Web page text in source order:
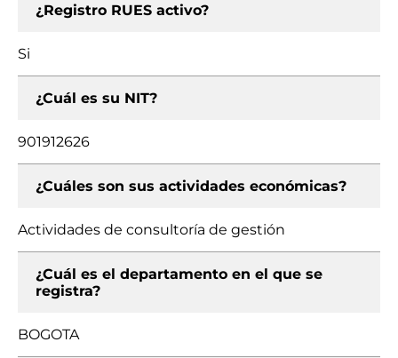
¿Registro RUES activo?
Si
¿Cuál es su NIT?
901912626
¿Cuáles son sus actividades económicas?
Actividades de consultoría de gestión
¿Cuál es el departamento en el que se
registra?
BOGOTA